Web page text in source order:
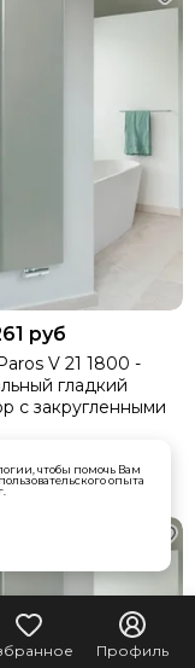
руб
V 21 1800 -
гладкий
с закругленными
Профиль
чтобы помочь Вам
опыта